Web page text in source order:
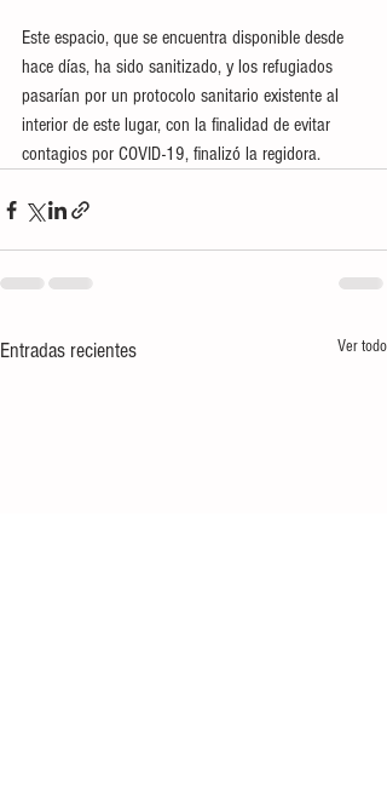
Este espacio, que se encuentra disponible desde
hace días, ha sido sanitizado, y los refugiados
pasarían por un protocolo sanitario existente al
interior de este lugar, con la finalidad de evitar
contagios por COVID-19, finalizó la regidora.
Entradas recientes Ver todo